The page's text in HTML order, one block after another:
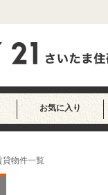
お気に入り
貸物件一覧